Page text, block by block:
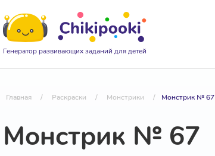
Генератор развивающих заданий для детей
Главная / Раскраски / Монстрики / Монстрик № 67
Монстрик № 67